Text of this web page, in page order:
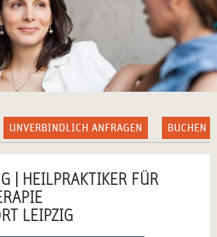
UNVERBINDLICH ANFRAGEN BUCHEN
| HEILPRAKTIKER FÜR
LEIPZIG